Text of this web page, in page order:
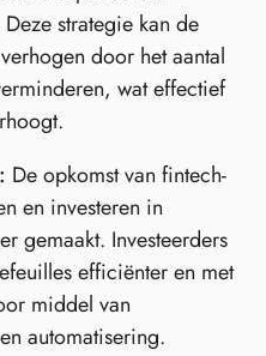
strategie kan de
door het aantal
wat effectief
De opkomst van fintech-
en investeren in
gemaakt. Investeerders
efficiënter en met
middel van
automatisering.